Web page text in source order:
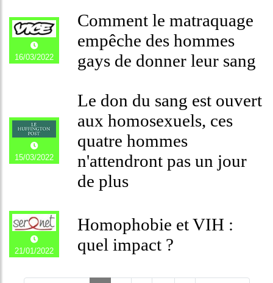
16/03/2022
Comment le matraquage
empêche des hommes
gays de donner leur sang
15/03/2022
Le don du sang est ouvert
aux homosexuels, ces
quatre hommes
n'attendront pas un jour
de plus
21/01/2022
Homophobie et VIH :
quel impact ?